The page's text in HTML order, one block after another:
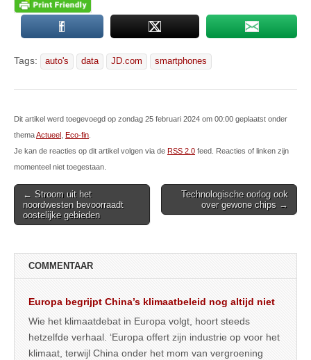
Tags: auto's data JD.com smartphones
Dit artikel werd toegevoegd op zondag 25 februari 2024 om 00:00 geplaatst onder
themaActueel Eco-fin
Je kan de reacties op dit artikel volgen via de RSS 2.0 feed. Reacties of linken zijn
momenteel niet toegestaan.
Post
navigation
← Stroom uit het
noordwesten bevoorraadt
oostelijke gebieden
Technologische oorlog ook
over gewone chips →
COMMENTAAR
Europa begrijpt China’s klimaatbeleid nog altijd niet
Wie het klimaatdebat in Europa volgt, hoort steeds
hetzelfde verhaal. ‘Europa offert zijn industrie op voor het
klimaat, terwijl China onder het mom van vergroening